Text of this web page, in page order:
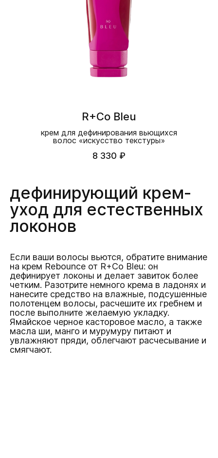
R+Co Bleu
крем для дефинирования вьющихся
волос «искусство текстуры»
8 330 ₽
дефинирующий крем-
уход для естественных
локонов
Если ваши волосы вьются, обратите внимание
на крем Rebounce от R+Co Bleu: он
дефинирует локоны и делает завиток более
четким. Разотрите немного крема в ладонях и
нанесите средство на влажные, подсушенные
полотенцем волосы, расчешите их гребнем и
после выполните желаемую укладку.
Ямайское черное касторовое масло, а также
масла ши, манго и мурумуру питают и
увлажняют пряди, облегчают расчесывание и
смягчают.